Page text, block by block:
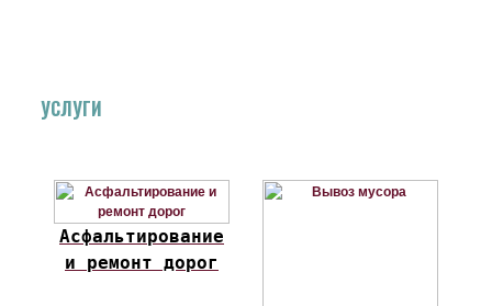
УСЛУГИ
Асфальтирование
и ремонт дорог